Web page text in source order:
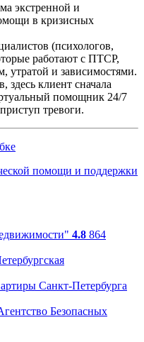
экстренной и
в кризисных
(психологов,
работают с ПТСР,
утратой и зависимостями.
здесь клиент сначала
помощник 24/7
тревоги.
4.8 864
Санкт-Петербурга
Безопасных